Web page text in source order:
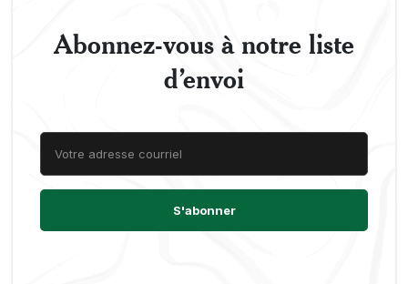
Abonnez-vous à notre liste
d’envoi